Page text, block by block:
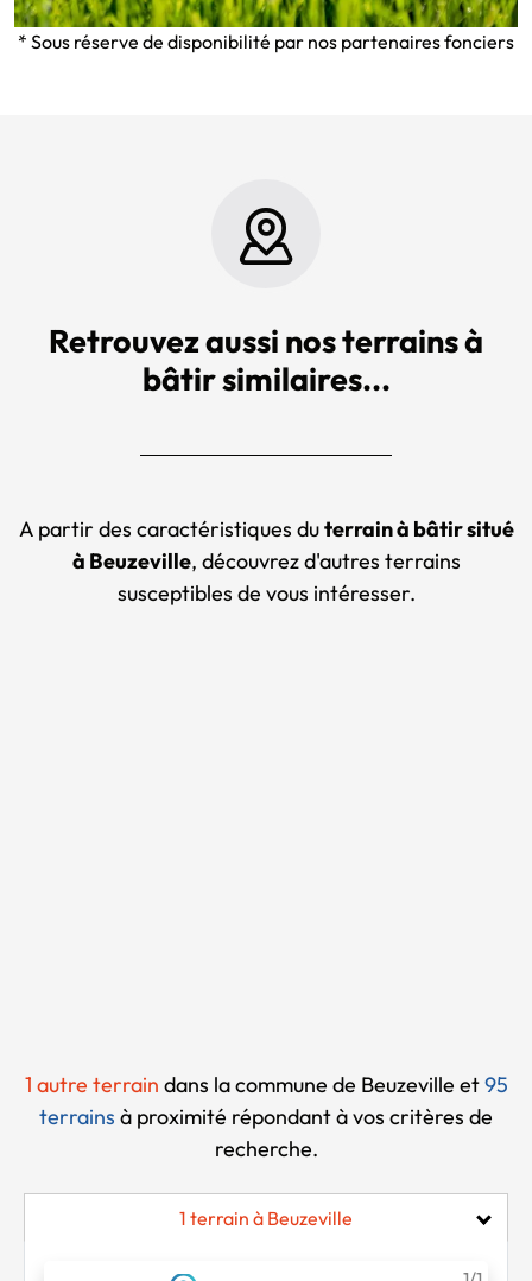
* Sous réserve de disponibilité par nos partenaires fonciers
Retrouvez aussi nos terrains à
bâtir similaires...
A partir des caractéristiques duterrain à bâtir situé
à Beuzeville, découvrez d'autres terrains
susceptibles de vous intéresser.
1 autre terrain dans la commune de Beuzeville et95
terrains à proximité répondant à vos critères de
recherche.
1 terrain à Beuzeville